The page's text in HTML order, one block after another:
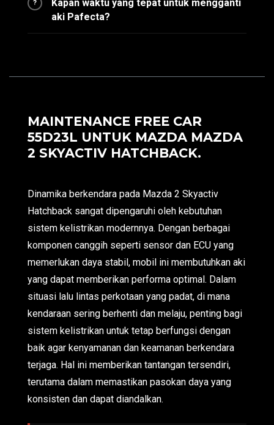
?
Kapan waktu yang tepat untuk mengganti
aki Pafecta?
MAINTENANCE FREE CAR
55D23L UNTUK MAZDA MAZDA
2 SKYACTIV HATCHBACK.
Dinamika berkendara pada Mazda 2 Skyactiv
Hatchback sangat dipengaruhi oleh kebutuhan
sistem kelistrikan modernnya. Dengan berbagai
komponen canggih seperti sensor dan ECU yang
memerlukan daya stabil, mobil ini membutuhkan aki
yang dapat memberikan performa optimal. Dalam
situasi lalu lintas perkotaan yang padat, di mana
kendaraan sering berhenti dan melaju, penting bagi
sistem kelistrikan untuk tetap berfungsi dengan
baik agar kenyamanan dan keamanan berkendara
terjaga. Hal ini memberikan tantangan tersendiri,
terutama dalam memastikan pasokan daya yang
konsisten dan dapat diandalkan.